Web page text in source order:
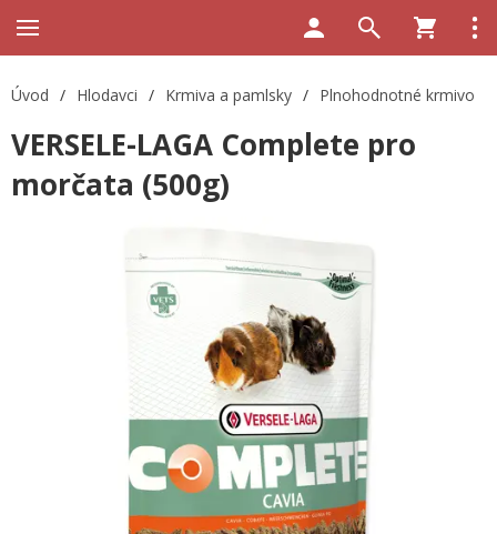
Úvod / Hlodavci / Krmiva a pamlsky / Plnohodnotné krmivo
VERSELE-LAGA Complete pro
morčata (500g)